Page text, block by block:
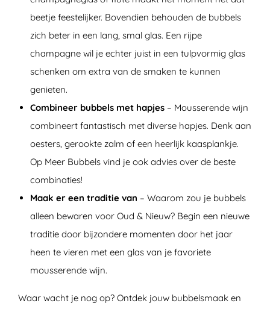
beetje feestelijker. Bovendien behouden de bubbels
zich beter in een lang, smal glas. Een rijpe
champagne wil je echter juist in een tulpvormig glas
schenken om extra van de smaken te kunnen
genieten.
Combineer bubbels met hapjes – Mousserende wijn
combineert fantastisch met diverse hapjes. Denk aan
oesters, gerookte zalm of een heerlijk kaasplankje.
Op Meer Bubbels vind je ook advies over de beste
combinaties!
Maak er een traditie van – Waarom zou je bubbels
alleen bewaren voor Oud & Nieuw? Begin een nieuwe
traditie door bijzondere momenten door het jaar
heen te vieren met een glas van je favoriete
mousserende wijn.
Waar wacht je nog op? Ontdek jouw bubbelsmaak en